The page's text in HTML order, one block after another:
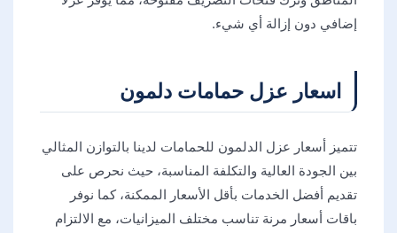
إضافي دون إزالة أي شيء.
اسعار عزل حمامات دلمون
تتميز أسعار عزل الدلمون للحمامات لدينا بالتوازن المثالي
بين الجودة العالية والتكلفة المناسبة، حيث نحرص على
تقديم أفضل الخدمات بأقل الأسعار الممكنة، كما نوفر
باقات أسعار مرنة تناسب مختلف الميزانيات، مع الالتزام